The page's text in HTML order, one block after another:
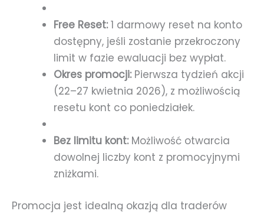
Free Reset:1 darmowy reset na konto
dostępny, jeśli zostanie przekroczony
limit w fazie ewaluacji bez wypłat.
Okres promocji:Pierwsza tydzień akcji
(22–27 kwietnia 2026), z możliwością
resetu kont co poniedziałek.
Bez limitu kont:Możliwość otwarcia
dowolnej liczby kont z promocyjnymi
zniżkami.
Promocja jest idealną okazją dla traderów